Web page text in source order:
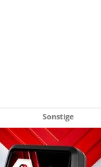
Sonstige